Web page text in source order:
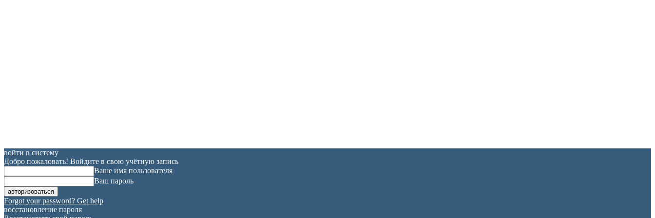
войти в систему
Добро пожаловать! Войдите в свою учётную запись
Ваше имя пользователя
Ваш пароль
Forgot your password? Get help
восстановление пароля